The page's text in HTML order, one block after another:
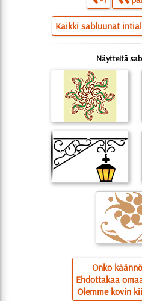
Kaikki sabluunat
Näytteitä
Onko
Ehdottakaa
Olemme kovin